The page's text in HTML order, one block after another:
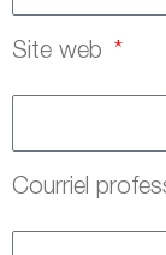
Site web
Courriel